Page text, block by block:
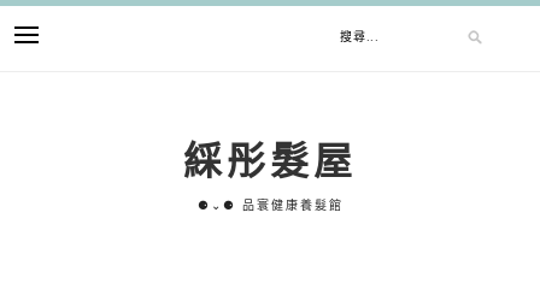
綵彤髮屋
⚈⌄⚈ 品寰健康養髮館